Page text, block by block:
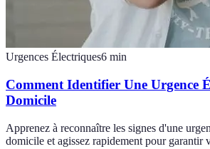
Urgences Électriques6 min
Comment Identifier Une Urgence
Domicile
Apprenez à reconnaître les signes d'une
domicile et agissez rapidement pour garantir